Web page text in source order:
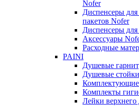
Nofer
Диспенсеры
пакетов Nofer
Диспенсеры
Аксессуары
Расходные
PAINI
Душевые
Душевые
Комплектующие
Комплекты
Лейки верхнего